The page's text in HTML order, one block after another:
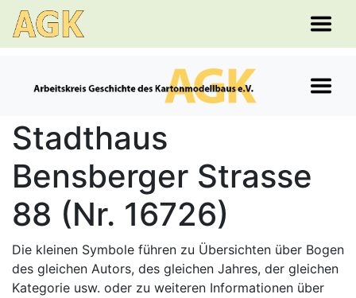
Stadthaus
Bensberger Strasse
88 (Nr. 16726)
Die kleinen Symbole führen zu Übersichten über Bogen
des gleichen Autors, des gleichen Jahres, der gleichen
Kategorie usw. oder zu weiteren Informationen über